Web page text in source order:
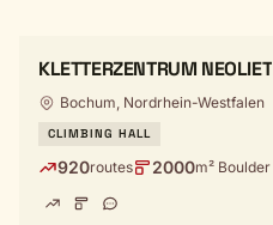
KLETTERZENTRUM NEOLIET
Bochum, Nordrhein-Westfalen
CLIMBING HALL
920routes 2000m² Boulder